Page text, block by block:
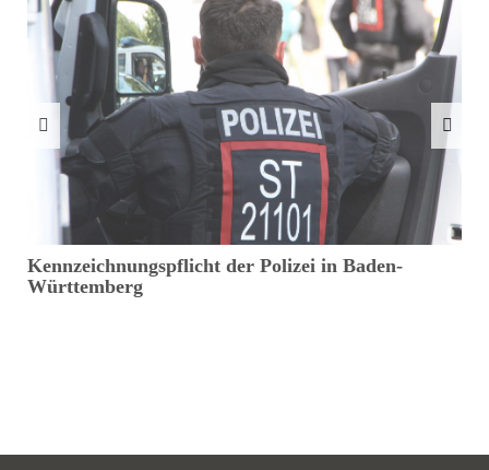
Kennzeichnungspflicht der Polizei in Baden-
Württemberg